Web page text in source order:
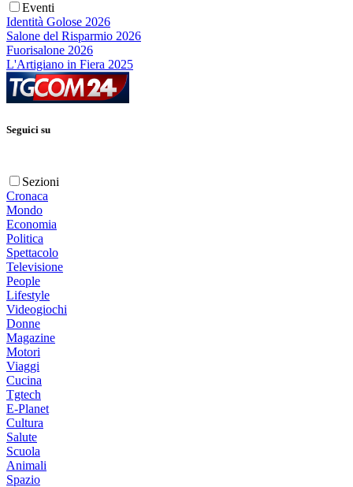
Eventi
Identità Golose 2026
Salone del Risparmio 2026
Fuorisalone 2026
L'Artigiano in Fiera 2025
Seguici su
Sezioni
Cronaca
Mondo
Economia
Politica
Spettacolo
Televisione
People
Lifestyle
Videogiochi
Donne
Magazine
Motori
Viaggi
Cucina
Tgtech
E-Planet
Cultura
Salute
Scuola
Animali
Spazio